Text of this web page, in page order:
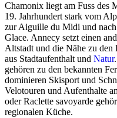
Chamonix liegt am Fuss des
19. Jahrhundert stark vom
zur Aiguille du Midi und
Glace. Annecy setzt einen
Altstadt und die Nähe zu
aus Stadtaufenthalt und Natur
gehören zu den bekannten
dominieren Skisport und
Velotouren und Aufenthalte
oder Raclette savoyarde
regionalen Küche.